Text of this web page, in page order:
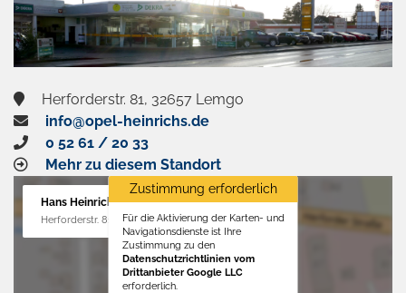
Herforderstr. 81, 32657 Lemgo
info@opel-heinrichs.de
0 52 61 / 20 33
Mehr zu diesem Standort
Hans Heinrichs GmbH
Herforderstr. 81, 32657 Lemgo
Zustimmung erforderlich
Für die Aktivierung der Karten- und
Navigationsdienste ist Ihre
Zustimmung zu den
Datenschutzrichtlinien vom
Drittanbieter Google LLC
erforderlich.